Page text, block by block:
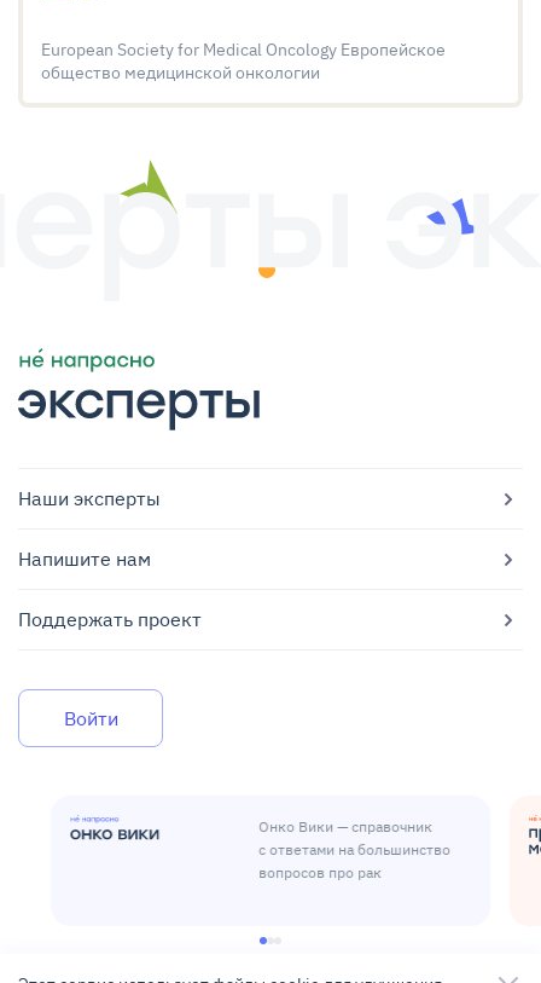
European Society for Medical Oncology Европейское
общество медицинской онкологии
Наши эксперты
Напишите нам
Поддержать проект
Войти
Онко Вики — справочник
с ответами на большинство
вопросов про рак